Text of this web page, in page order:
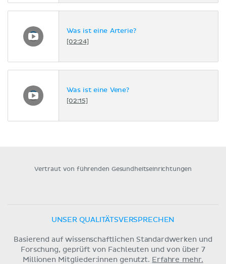
Was ist eine Arterie?
[02:24]
Was ist eine Vene?
[02:15]
Vertraut von führenden Gesundheitseinrichtungen
UNSER QUALITÄTSVERSPRECHEN
Basierend auf wissenschaftlichen Standardwerken und
Forschung, geprüft von Fachleuten und von über 7
Millionen Mitglieder:innen genutzt. Erfahre mehr.